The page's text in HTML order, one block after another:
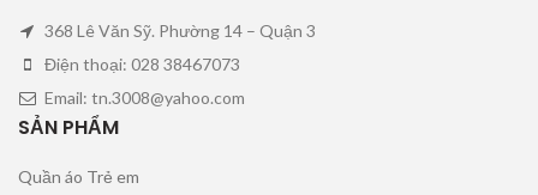
368 Lê Văn Sỹ. Phường 14 – Quận 3
Điện thoại: 028 38467073
Email: tn.3008@yahoo.com
SẢN PHẨM
Quần áo Trẻ em